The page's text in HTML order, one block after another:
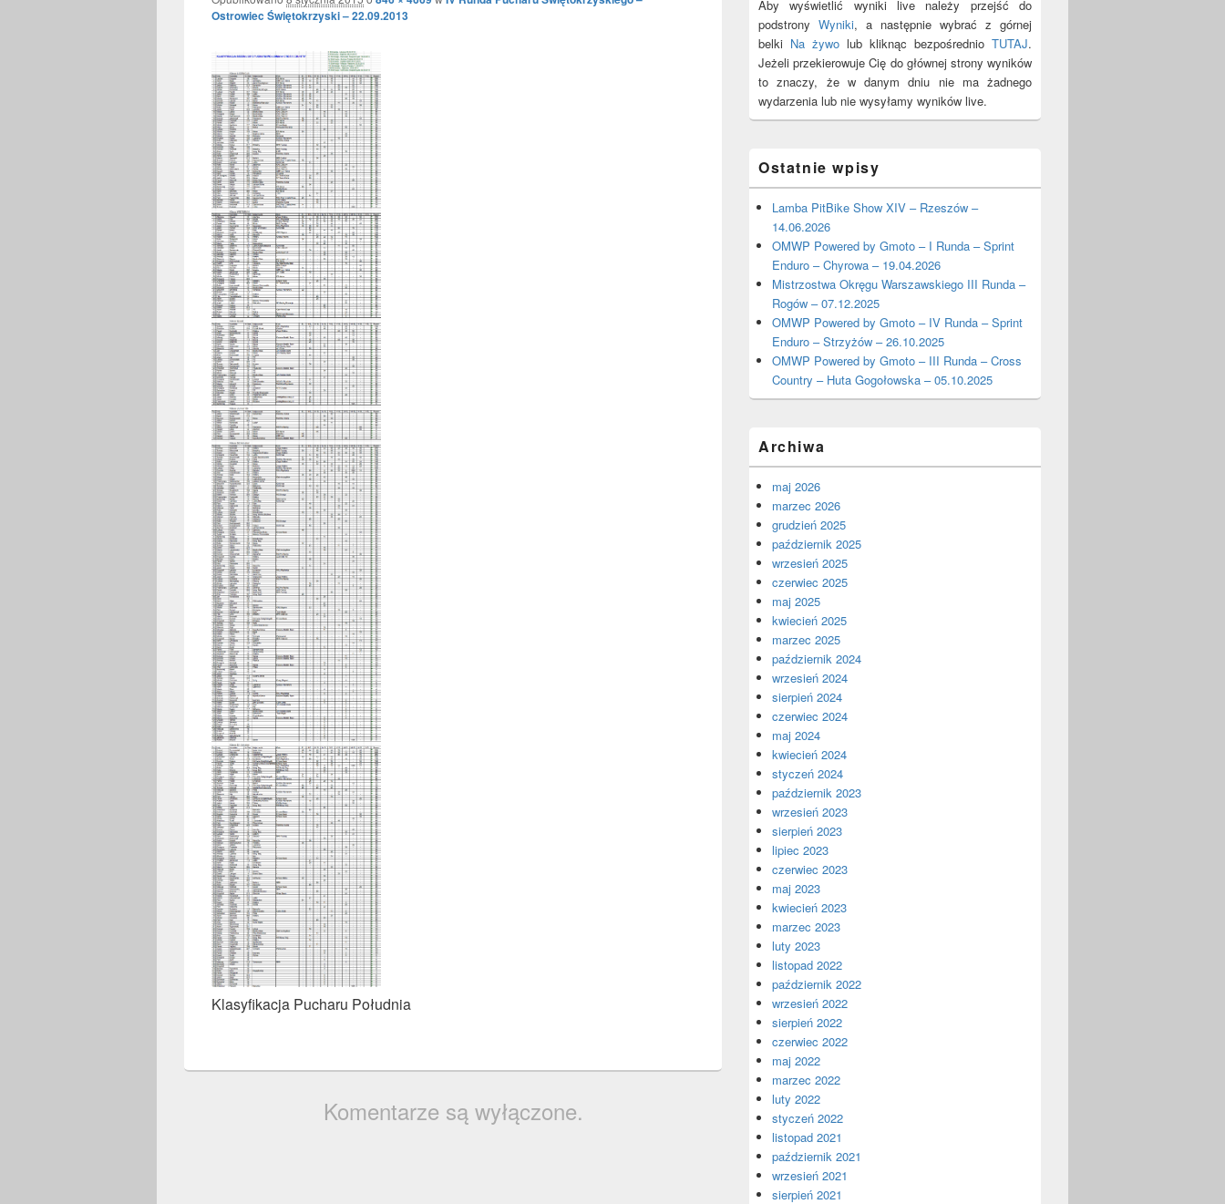
Ostrowiec Świętokrzyski – 22.09.2013
Klasyfikacja Pucharu Południa
Komentarze są wyłączone.
Aby wyświetlić wyniki live należy przejść do
podstrony Wyniki, a następnie wybrać z górnej
belki Na żywo lub kliknąc bezpośrednio TUTAJ.
Jeżeli przekierowuje Cię do głównej strony wyników
to znaczy, że w danym dniu nie ma żadnego
wydarzenia lub nie wysyłamy wyników live.
Ostatnie wpisy
Lamba PitBike Show XIV – Rzeszów –
14.06.2026
OMWP Powered by Gmoto – I Runda – Sprint
Enduro – Chyrowa – 19.04.2026
Mistrzostwa Okręgu Warszawskiego III Runda –
Rogów – 07.12.2025
OMWP Powered by Gmoto – IV Runda – Sprint
Enduro – Strzyżów – 26.10.2025
OMWP Powered by Gmoto – III Runda – Cross
Country – Huta Gogołowska – 05.10.2025
Archiwa
maj 2026
marzec 2026
grudzień 2025
październik 2025
wrzesień 2025
czerwiec 2025
maj 2025
kwiecień 2025
marzec 2025
październik 2024
wrzesień 2024
sierpień 2024
czerwiec 2024
maj 2024
kwiecień 2024
styczeń 2024
październik 2023
wrzesień 2023
sierpień 2023
lipiec 2023
czerwiec 2023
maj 2023
kwiecień 2023
marzec 2023
luty 2023
listopad 2022
październik 2022
wrzesień 2022
sierpień 2022
czerwiec 2022
maj 2022
marzec 2022
luty 2022
styczeń 2022
listopad 2021
październik 2021
wrzesień 2021
sierpień 2021